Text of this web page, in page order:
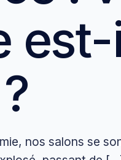
nos salons se